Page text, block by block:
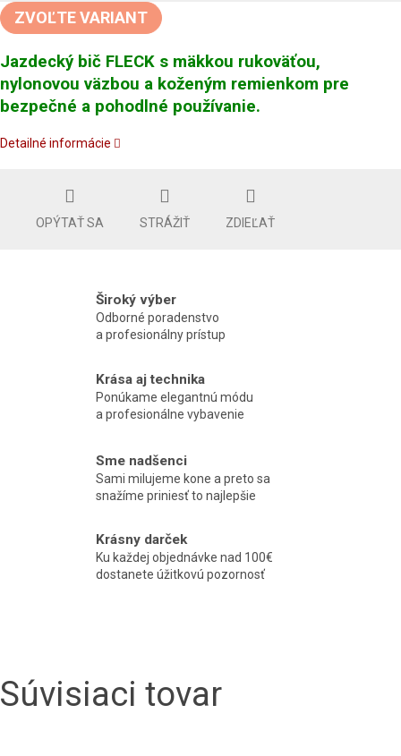
cena:
ZVOĽTE VARIANT
Jazdecký bič FLECK s mäkkou rukoväťou,
nylonovou väzbou a koženým remienkom pre
bezpečné a pohodlné používanie.
Detailné informácie
OPÝTAŤ SA STRÁŽIŤ ZDIEĽAŤ
Široký výber
Odborné poradenstvo
a profesionálny prístup
Krása aj technika
Ponúkame elegantnú módu
a profesionálne vybavenie
Sme nadšenci
Sami milujeme kone a preto sa
snažíme priniesť to najlepšie
Krásny darček
Ku každej objednávke nad 100€
dostanete úžitkovú pozornosť
Súvisiaci tovar